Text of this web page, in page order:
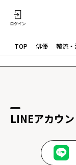
TOP 俳優 韓流・
LINEアカウ